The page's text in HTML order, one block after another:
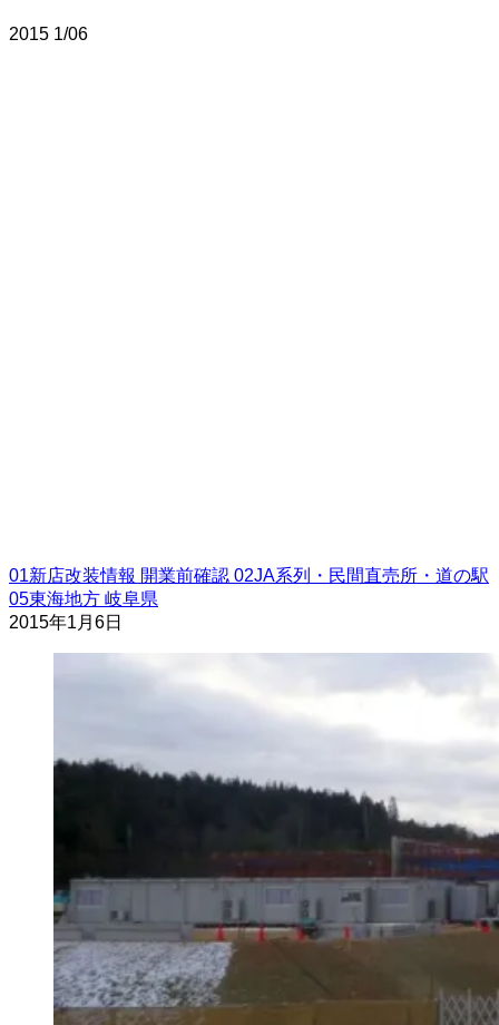
2015 1/06
01新店改装情報 開業前確認 02JA系列・民間直売所・道の駅
05東海地方 岐阜県
2015年1月6日